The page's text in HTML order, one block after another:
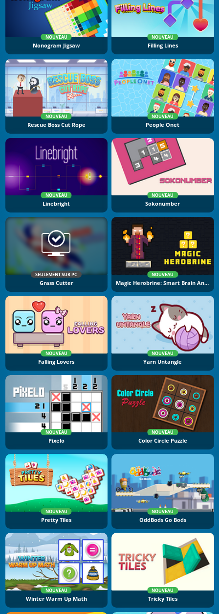
NOUVEAU
Nonogram Jigsaw
NOUVEAU
Filling Lines
NOUVEAU
Rescue Boss Cut Rope
NOUVEAU
People Onet
NOUVEAU
Linebright
NOUVEAU
Sokonumber
SEULEMENT SUR PC
Grass Cutter
NOUVEAU
Magic Herobrine: Smart Brain And Puzzle Quest
NOUVEAU
Falling Lovers
NOUVEAU
Yarn Untangle
NOUVEAU
Pixelo
NOUVEAU
Color Circle Puzzle
NOUVEAU
Pretty Tiles
NOUVEAU
OddBods Go Bods
NOUVEAU
Winter Warm Up Math
NOUVEAU
Tricky Tiles